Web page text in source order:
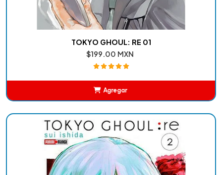
TOKYO GHOUL: RE 01
$199.00 MXN
Agregar